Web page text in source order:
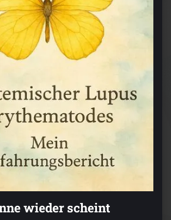
wieder scheint